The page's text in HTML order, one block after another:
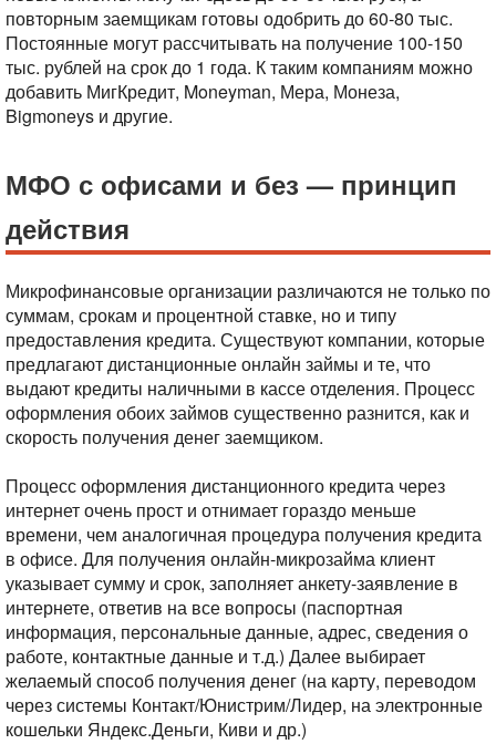
повторным заемщикам готовы одобрить до 60-80 тыс.
Постоянные могут рассчитывать на получение 100-150
тыс. рублей на срок до 1 года. К таким компаниям можно
добавить МигКредит, Moneyman, Мера, Монеза,
Bigmoneys и другие.
МФО с офисами и без — принцип
действия
Микрофинансовые организации различаются не только по
суммам, срокам и процентной ставке, но и типу
предоставления кредита. Существуют компании, которые
предлагают дистанционные онлайн займы и те, что
выдают кредиты наличными в кассе отделения. Процесс
оформления обоих займов существенно разнится, как и
скорость получения денег заемщиком.
Процесс оформления дистанционного кредита через
интернет очень прост и отнимает гораздо меньше
времени, чем аналогичная процедура получения кредита
в офисе. Для получения онлайн-микрозайма клиент
указывает сумму и срок, заполняет анкету-заявление в
интернете, ответив на все вопросы (паспортная
информация, персональные данные, адрес, сведения о
работе, контактные данные и т.д.) Далее выбирает
желаемый способ получения денег (на карту, переводом
через системы Контакт/Юнистрим/Лидер, на электронные
кошельки Яндекс.Деньги, Киви и др.)